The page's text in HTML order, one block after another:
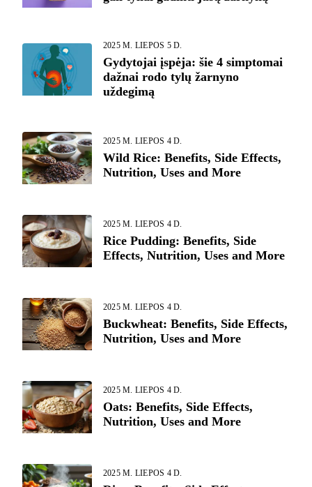
2025 M. LIEPOS 5 D.
Gydytojai įspėja: šie 4 simptomai
dažnai rodo tylų žarnyno
uždegimą
2025 M. LIEPOS 4 D.
Wild Rice: Benefits, Side Effects,
Nutrition, Uses and More
2025 M. LIEPOS 4 D.
Rice Pudding: Benefits, Side
Effects, Nutrition, Uses and More
2025 M. LIEPOS 4 D.
Buckwheat: Benefits, Side Effects,
Nutrition, Uses and More
2025 M. LIEPOS 4 D.
Oats: Benefits, Side Effects,
Nutrition, Uses and More
2025 M. LIEPOS 4 D.